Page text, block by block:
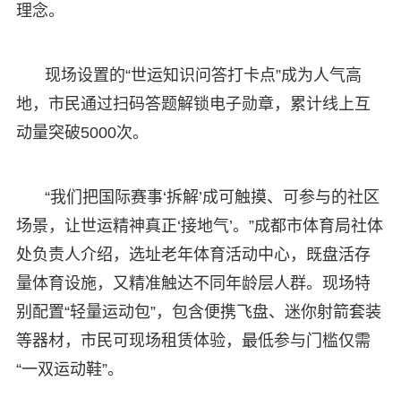
理念。
现场设置的“世运知识问答打卡点”成为人气高
地，市民通过扫码答题解锁电子勋章，累计线上互
动量突破5000次。
“我们把国际赛事‘拆解’成可触摸、可参与的社区
场景，让世运精神真正‘接地气’。”成都市体育局社体
处负责人介绍，选址老年体育活动中心，既盘活存
量体育设施，又精准触达不同年龄层人群。现场特
别配置“轻量运动包”，包含便携飞盘、迷你射箭套装
等器材，市民可现场租赁体验，最低参与门槛仅需
“一双运动鞋”。